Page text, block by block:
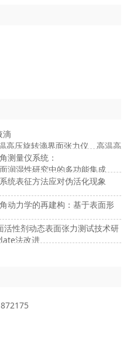
滴
压旋转滴界面张力仪、高温高
测量仪系统：
湿性研究中的多功能集成
统表征方法应对伪活化现象
动力学的再建构：基于表面形
性剂动态表面张力测试技术研
法改进